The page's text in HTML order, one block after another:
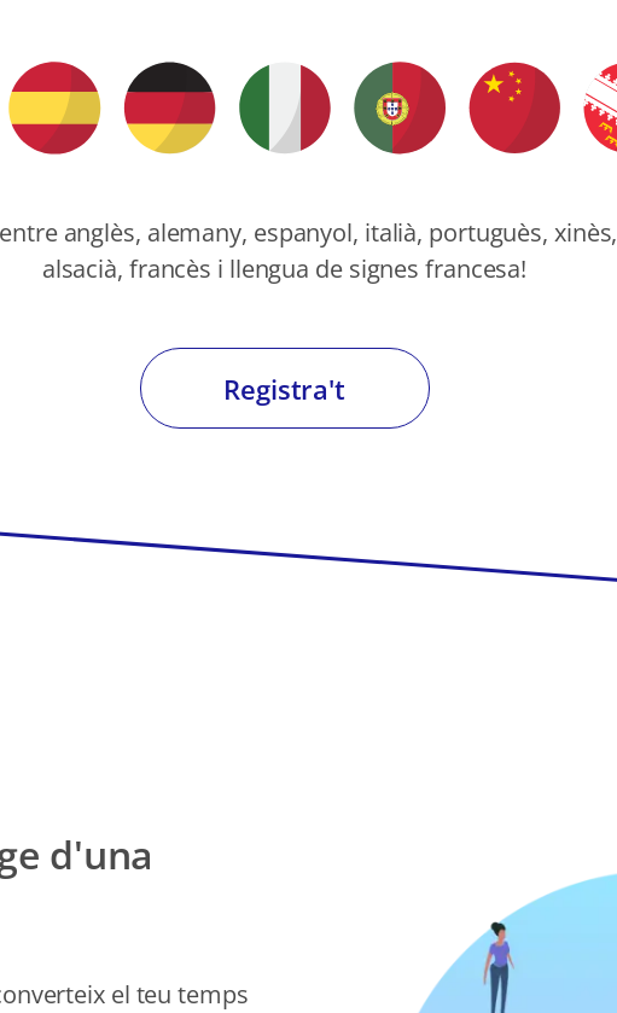
anglès, alemany, espanyol, italià, portuguès, xinès,
alsacià, francès i llengua de signes francesa!
Registra't
d'una
el teu temps